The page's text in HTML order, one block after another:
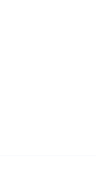
咒语的技巧，
法世界。